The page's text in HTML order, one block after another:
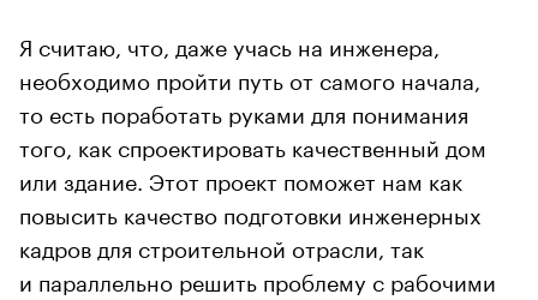
Я считаю, что, даже учась на инженера,
необходимо пройти путь от самого начала,
то есть поработать руками для понимания
того, как спроектировать качественный дом
или здание. Этот проект поможет нам как
повысить качество подготовки инженерных
кадров для строительной отрасли, так
и параллельно решить проблему с рабочими